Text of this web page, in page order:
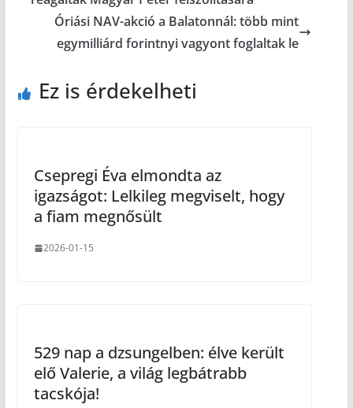
Óriási NAV-akció a Balatonnál: több mint
egymilliárd forintnyi vagyont foglaltak le
Ez is érdekelheti
Csepregi Éva elmondta az
igazságot: Lelkileg megviselt, hogy
a fiam megnősült
2026-01-15
529 nap a dzsungelben: élve került
elő Valerie, a világ legbátrabb
tacskója!